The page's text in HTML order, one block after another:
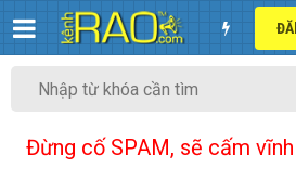
Đừng cố SPAM, sẽ cấm